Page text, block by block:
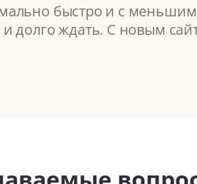
быстро и с
долго ждать. С новым